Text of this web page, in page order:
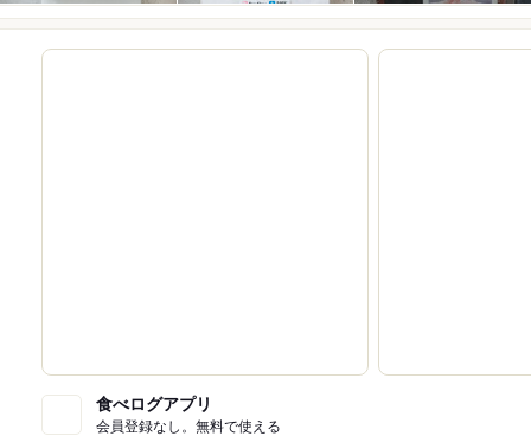
食べログアプリ
会員登録なし。無料で使える